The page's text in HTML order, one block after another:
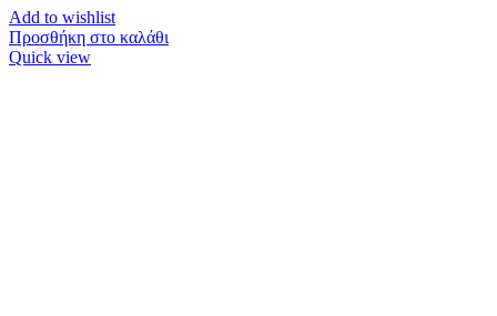
Add to wishlist
Προσθήκη στο καλάθι
Quick view